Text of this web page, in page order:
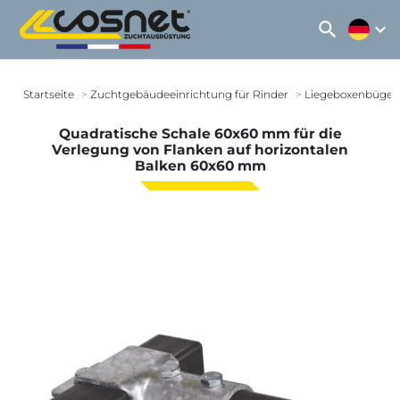
search expand_more
Startseite Zuchtgebäudeeinrichtung für Rinder Liegeboxenbügel
Quadratische Schale 60x60 mm für die
Verlegung von Flanken auf horizontalen
Balken 60x60 mm